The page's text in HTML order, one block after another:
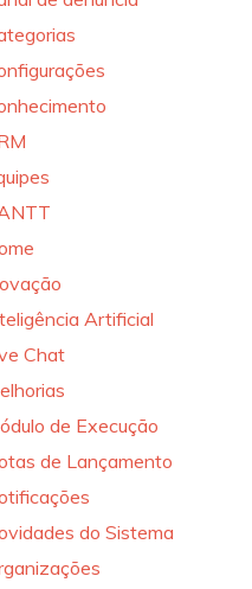
Artificial
Chat
de Execução
de Lançamento
do Sistema